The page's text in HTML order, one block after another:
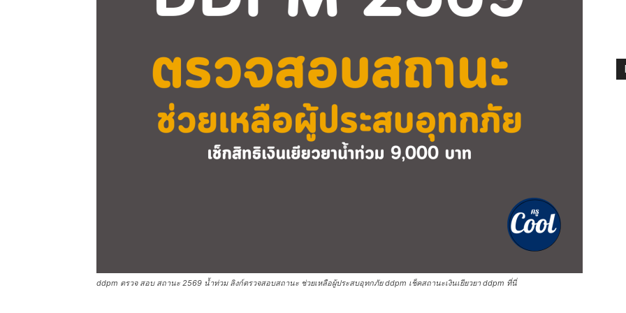
ddpm ตรวจ สอบ สถานะ 2569 น้ำท่วม ลิงก์ตรวจสอบสถานะ ช่วยเหลือผู้ประสบอุทกภัย ddpm เช็คสถานะเงินเยียวยา ddpm ที่นี่